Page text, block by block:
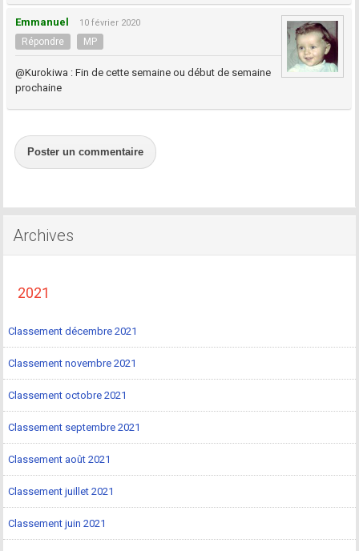
Emmanuel 10 février 2020
Répondre MP
@Kurokiwa : Fin de cette semaine ou début de semaine
prochaine
Poster un commentaire
Archives
2021
Classement décembre 2021
Classement novembre 2021
Classement octobre 2021
Classement septembre 2021
Classement août 2021
Classement juillet 2021
Classement juin 2021